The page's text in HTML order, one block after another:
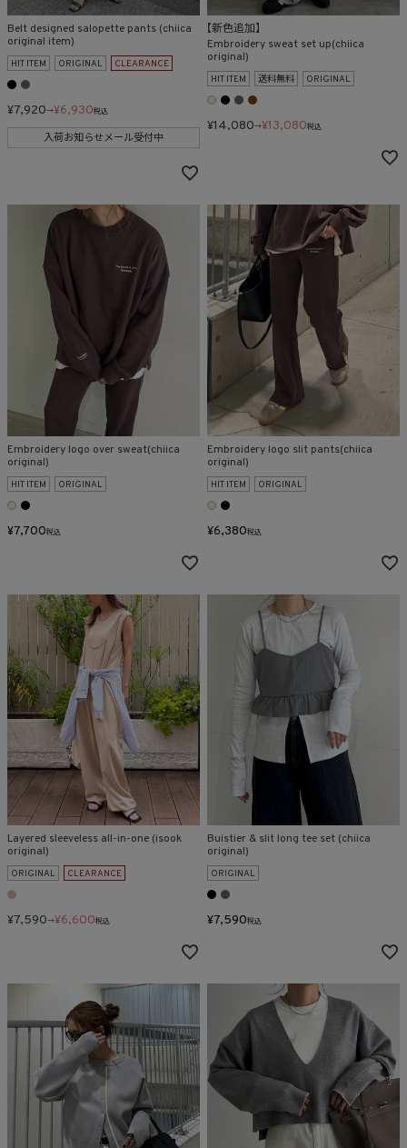
Belt designed salopette pants (chiica
original item)
HIT ITEM ORIGINAL CLEARANCE
¥7,920→¥6,930税込
入荷お知らせメール受付中
【新色追加】
Embroidery sweat set up(chiica
original)
HIT ITEM 送料無料 ORIGINAL
¥14,080→¥13,080税込
Embroidery logo over sweat(chiica
original)
HIT ITEM ORIGINAL
¥7,700税込
Embroidery logo slit pants(chiica
original)
HIT ITEM ORIGINAL
¥6,380税込
Layered sleeveless all-in-one (isook
original)
ORIGINAL CLEARANCE
¥7,590→¥6,600税込
Buistier & slit long tee set (chiica
original)
ORIGINAL
¥7,590税込